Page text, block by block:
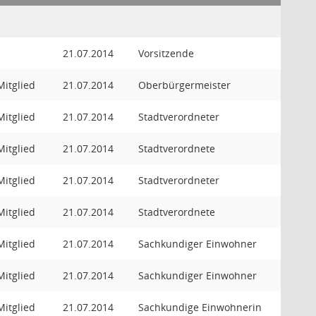
21.07.2014 Vorsitzende
21.07.2014 Oberbürgermeister
21.07.2014 Stadtverordneter
21.07.2014 Stadtverordnete
21.07.2014 Stadtverordneter
21.07.2014 Stadtverordnete
21.07.2014 Sachkundiger Einwohner
21.07.2014 Sachkundiger Einwohner
21.07.2014 Sachkundige Einwohnerin